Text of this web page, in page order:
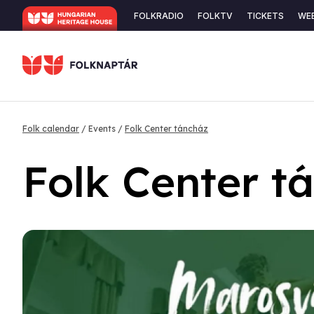
Skip
to
content
Secondary
FOLKRADIO FOLKTV TICKETS
Breadcrumb
Folk calendar Events Folk Center táncház
Folk Center